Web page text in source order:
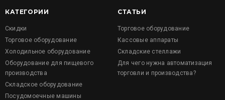
КАТЕГОРИИ
Скидки
Торговое оборудование
Холодильное оборудование
Оборудование для пищевого
производства
Складское оборудование
Посудомоечные машины
СТАТЬИ
Торговое оборудование
Кассовые аппараты
Складские стеллажи
Для чего нужна автоматизация
торговли и производства?